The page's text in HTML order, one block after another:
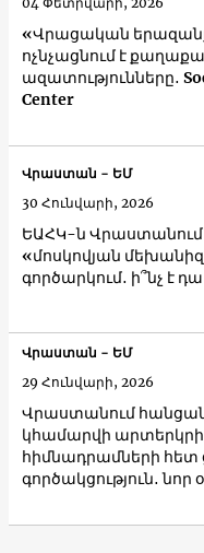
«Վրացական
ոչնչացնում է
ազատությունները․
Center
ԵԱՀԿ-ն Վրաստանում
«մոսկովյան
գործարկում․ ի՞նչ է
Վրաստան - ԵՄ
30 Հունվարի, 2026
Վրաստանում
կհամարվի արտերկրի
հիմնադրամների
գործակցություն․ նոր
Վրաստան - ԵՄ
29 Հունվարի, 2026